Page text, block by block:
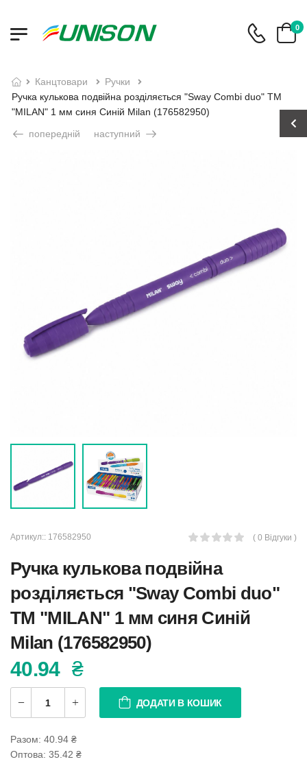
0
канцтовари
ручки
Ручка кулькова подвійна розділяється "Sway Combi duo" ТМ
"MILAN" 1 мм синя Синій Milan (176582950)
попередній
наступний
Артикул:: 176582950 ( 0 Відгуки )
Ручка кулькова подвійна
розділяється "Sway Combi duo"
ТМ "MILAN" 1 мм синя Синій
Milan (176582950)
40.94 ₴
ДОДАТИ В КОШИК
Разом: 40.94 ₴
Оптова: 35.42 ₴